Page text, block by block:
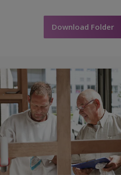
Download Folder